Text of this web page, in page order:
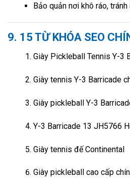
Bảo quản nơi khô ráo,
9. 15 TỪ KHÓA SEO
Giày Pickleball Tennis Y-3
Giày tennis Y-3 Barricade
Giày pickleball Y-3
Y-3 Barricade 13 JH5766
Giày tennis đế Continental
Giày pickleball cao cấp